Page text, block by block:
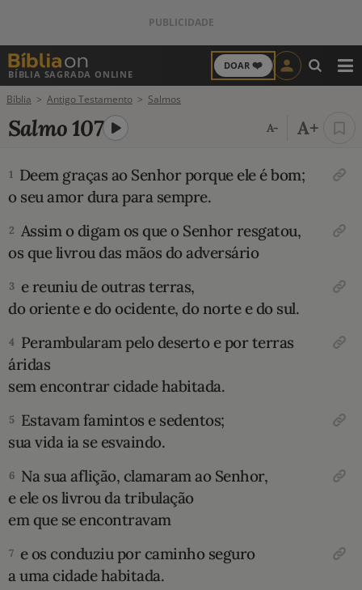
BÍBLIA SAGRADA ONLINE
DOAR ❤️
ANTIGO TESTAMENTO
VERSÍCULOS
VERSÍCULO DO DIA
SALMO DO DIA
DEVOCIONAL DIÁRIO
10 MANDAMENTOS
ESTUDOS BÍBLICOS
ESBOÇOS DE PREGAÇÃO
TEMAS
PERGUNTE À BÍBLIA IA
Bíblia Antigo Testamento Salmos
Salmo 107 A- A+
1 Deem graças ao Senhor porque ele é bom;
o seu amor dura para sempre.
2 Assim o digam os que o Senhor resgatou,
os que livrou das mãos do adversário
3 e reuniu de outras terras,
do oriente e do ocidente, do norte e do sul.
4 Perambularam pelo deserto e por terras
áridas
sem encontrar cidade habitada.
5 Estavam famintos e sedentos;
sua vida ia se esvaindo.
6 Na sua aflição, clamaram ao Senhor,
e ele os livrou da tribulação
em que se encontravam
7 e os conduziu por caminho seguro
a uma cidade habitada.